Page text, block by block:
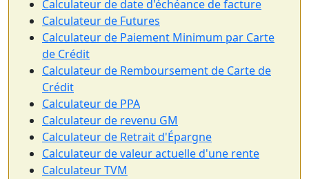
Calculateur de date d'échéance de facture
Calculateur de Futures
Calculateur de Paiement Minimum par Carte
de Crédit
Calculateur de Remboursement de Carte de
Crédit
Calculateur de PPA
Calculateur de revenu GM
Calculateur de Retrait d'Épargne
Calculateur de valeur actuelle d'une rente
Calculateur TVM